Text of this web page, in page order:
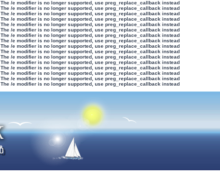
/e modifier is no longer supported, use preg_replace_callback instead
/e modifier is no longer supported, use preg_replace_callback instead
/e modifier is no longer supported, use preg_replace_callback instead
/e modifier is no longer supported, use preg_replace_callback instead
/e modifier is no longer supported, use preg_replace_callback instead
/e modifier is no longer supported, use preg_replace_callback instead
/e modifier is no longer supported, use preg_replace_callback instead
/e modifier is no longer supported, use preg_replace_callback instead
/e modifier is no longer supported, use preg_replace_callback instead
/e modifier is no longer supported, use preg_replace_callback instead
/e modifier is no longer supported, use preg_replace_callback instead
/e modifier is no longer supported, use preg_replace_callback instead
/e modifier is no longer supported, use preg_replace_callback instead
/e modifier is no longer supported, use preg_replace_callback instead
/e modifier is no longer supported, use preg_replace_callback instead
/e modifier is no longer supported, use preg_replace_callback instead